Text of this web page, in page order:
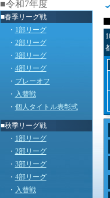
■令和7年度
■春季リーグ戦
・ 1部リーグ
・ 2部リーグ
・ 3部リーグ
・ 4部リーグ
・ プレーオフ
・ 入替戦
・ 個人タイトル表彰式
■秋季リーグ戦
・ 1部リーグ
・ 2部リーグ
・ 3部リーグ
・ 4部リーグ
・ 入替戦